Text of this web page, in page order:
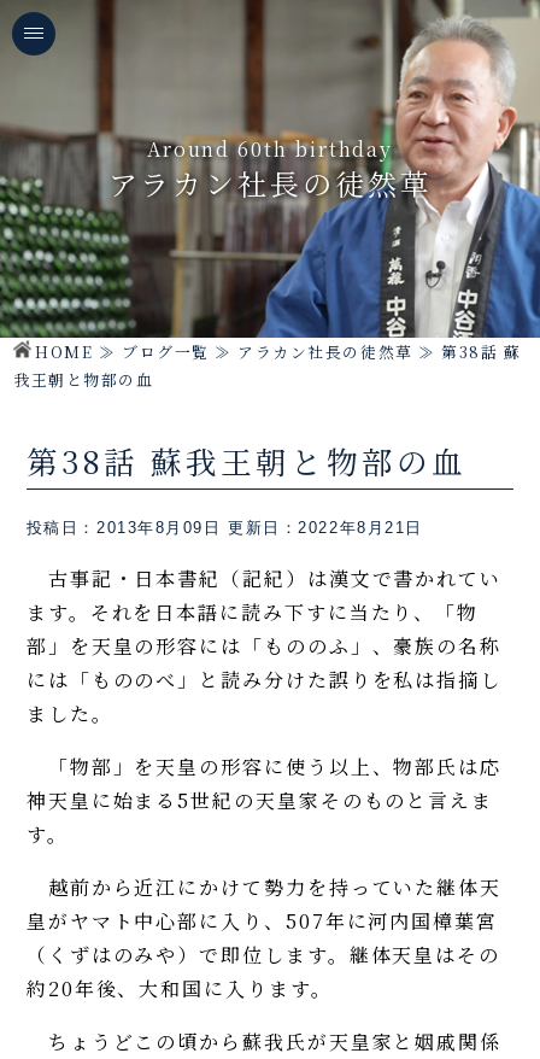
Around 60th birthday
アラカン社長の徒然草
HOME ≫ ブログ一覧 ≫ アラカン社長の徒然草 ≫第38話 蘇
我王朝と物部の血
第38話 蘇我王朝と物部の血
投稿日：2013年8月09日 更新日：2022年8月21日
古事記・日本書紀（記紀）は漢文で書かれてい
ます。それを日本語に読み下すに当たり、「物
部」を天皇の形容には「もののふ」、豪族の名称
には「もののべ」と読み分けた誤りを私は指摘し
ました。
「物部」を天皇の形容に使う以上、物部氏は応
神天皇に始まる5世紀の天皇家そのものと言えま
す。
越前から近江にかけて勢力を持っていた継体天
皇がヤマト中心部に入り、507年に河内国樟葉宮
（くずはのみや）で即位します。継体天皇はその
約20年後、大和国に入ります。
ちょうどこの頃から蘇我氏が天皇家と姻戚関係